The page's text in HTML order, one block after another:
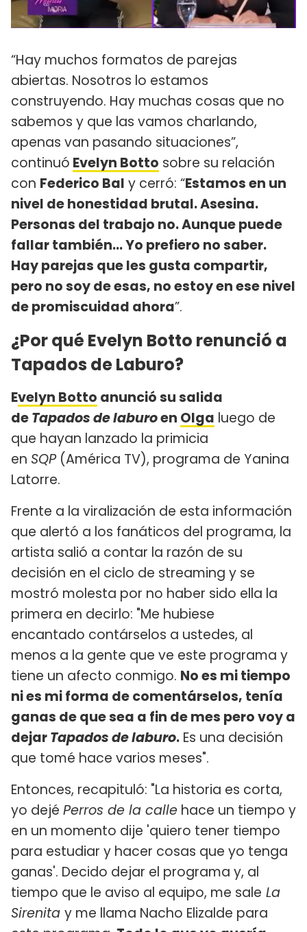
“Hay muchos formatos de parejas
abiertas. Nosotros lo estamos
construyendo. Hay muchas cosas que no
sabemos y que las vamos charlando,
apenas van pasando situaciones”,
continuó Evelyn Botto sobre su relación
con Federico Bal y cerró: “Estamos en un
nivel de honestidad brutal. Asesina.
Personas del trabajo no. Aunque puede
fallar también... Yo prefiero no saber.
Hay parejas que les gusta compartir,
pero no soy de esas, no estoy en ese nivel
de promiscuidad ahora”.
¿Por qué Evelyn Botto renunció a
Tapados de Laburo?
Evelyn Botto anunció su salida
deTapados de laburoen Olga luego de
que hayan lanzado la primicia
en SQP(América TV), programa de Yanina
Latorre.
Frente a la viralización de esta información
que alertó a los fanáticos del programa, la
artista salió a contar la razón de su
decisión en el ciclo de streaming y se
mostró molesta por no haber sido ella la
primera en decirlo: "Me hubiese
encantado contárselos a ustedes, al
menos a la gente que ve este programa y
tiene un afecto conmigo. No es mi tiempo
ni es mi forma de comentárselos, tenía
ganas de que sea a fin de mes pero voy a
dejarTapados de laburo. Es una decisión
que tomé hace varios meses".
Entonces, recapituló: "La historia es corta,
yo dejé Perros de la calle hace un tiempo y
en un momento dije 'quiero tener tiempo
para estudiar y hacer cosas que yo tenga
ganas'. Decido dejar el programa y, al
tiempo que le aviso al equipo, me sale La
Sirenita y me llama Nacho Elizalde para